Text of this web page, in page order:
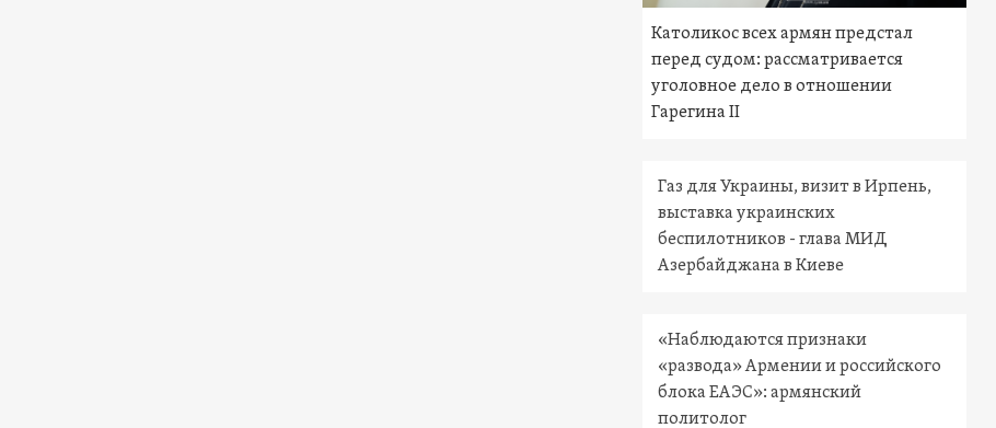
Католикос всех армян предстал
перед судом: рассматривается
уголовное дело в отношении
Гарегина II
Газ для Украины, визит в Ирпень,
выставка украинских
беспилотников - глава МИД
Азербайджана в Киеве
«Наблюдаются признаки
«развода» Армении и российского
блока ЕАЭС»: армянский
политолог